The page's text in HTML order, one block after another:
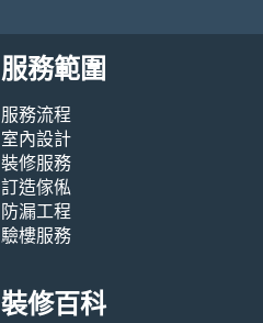
服務範圍
服務流程
室內設計
裝修服務
訂造傢俬
防漏工程
驗樓服務
裝修百科